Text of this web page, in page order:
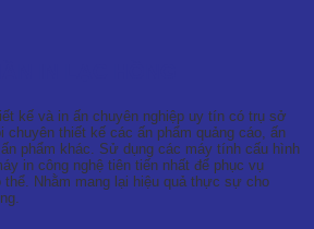
kế và in ấn chuyên nghiệp uy tín có trụ sở
chuyên thiết kế các ấn phẩm quảng cáo, ấn
phẩm khác. Sử dụng các máy tính cấu hình
in công nghệ tiên tiến nhất để phục vụ
thể. Nhằm mang lại hiệu quả thực sự cho